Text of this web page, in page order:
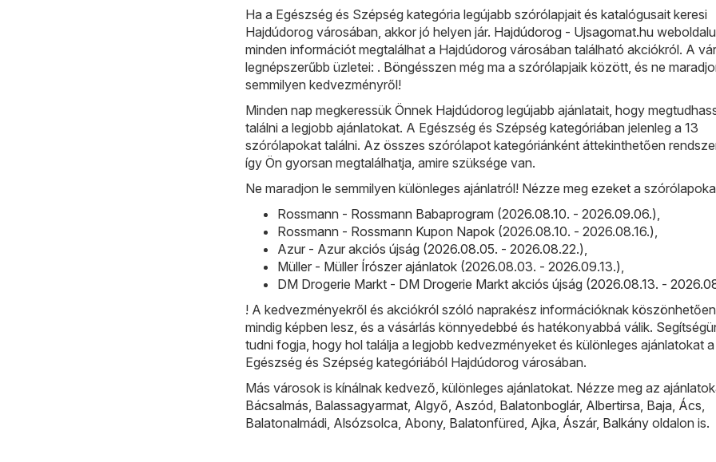
Ha a Egészség és Szépség kategória legújabb szórólapjait és katalógusait keresi
Hajdúdorog városában, akkor jó helyen jár. Hajdúdorog - Ujsagomat.hu
minden információt megtalálhat a Hajdúdorog városában található akciókról. A
legnépszerűbb üzletei: . Böngésszen még ma a szórólapjaik között, és ne
semmilyen kedvezményről!
Minden nap megkeressük Önnek Hajdúdorog legújabb ajánlatait, hogy
találni a legjobb ajánlatokat. A Egészség és Szépség kategóriában jelenleg a 13
szórólapokat találni. Az összes szórólapot kategóriánként áttekinthetően
így Ön gyorsan megtalálhatja, amire szüksége van.
Ne maradjon le semmilyen különleges ajánlatról! Nézze meg ezeket a
Rossmann - Rossmann Babaprogram (2026.08.10. - 2026.09.06.)
Rossmann - Rossmann Kupon Napok (2026.08.10. - 2026.08.16.)
Azur - Azur akciós újság (2026.08.05. - 2026.08.22.)
Müller - Müller Írószer ajánlatok (2026.08.03. - 2026.09.13.)
DM Drogerie Markt - DM Drogerie Markt akciós újság (2026.08.13. -
! A kedvezményekről és akciókról szóló naprakész információknak
mindig képben lesz, és a vásárlás könnyedebbé és hatékonyabbá válik.
tudni fogja, hogy hol találja a legjobb kedvezményeket és különleges ajánlatokat a
Egészség és Szépség kategóriából Hajdúdorog városában.
Más városok is kínálnak kedvező, különleges ajánlatokat. Nézze meg az
Bácsalmás Balassagyarmat Algyő Aszód Balatonboglár, Albertirsa Baja Ács
Balatonalmádi Alsózsolca Abony, Balatonfüred Ajka Ászár, Balkány oldalon is.